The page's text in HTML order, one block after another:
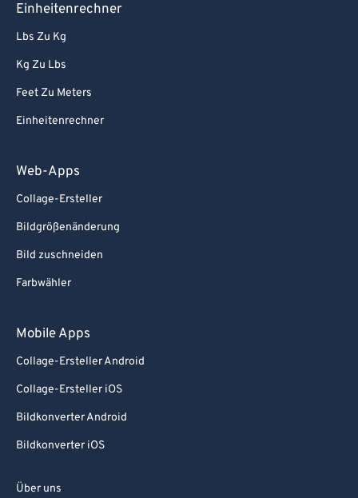
Einheitenrechner
Lbs Zu Kg
Kg Zu Lbs
Feet Zu Meters
Einheitenrechner
Web-Apps
Collage-Ersteller
Bildgrößenänderung
Bild zuschneiden
Farbwähler
Mobile Apps
Collage-Ersteller Android
Collage-Ersteller iOS
Bildkonverter Android
Bildkonverter iOS
Über uns